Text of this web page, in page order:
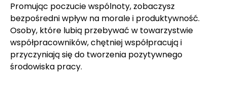
Promując poczucie wspólnoty, zobaczysz
bezpośredni wpływ na morale i produktywność.
Osoby, które lubią przebywać w towarzystwie
współpracowników, chętniej współpracują i
przyczyniają się do tworzenia pozytywnego
środowiska pracy.